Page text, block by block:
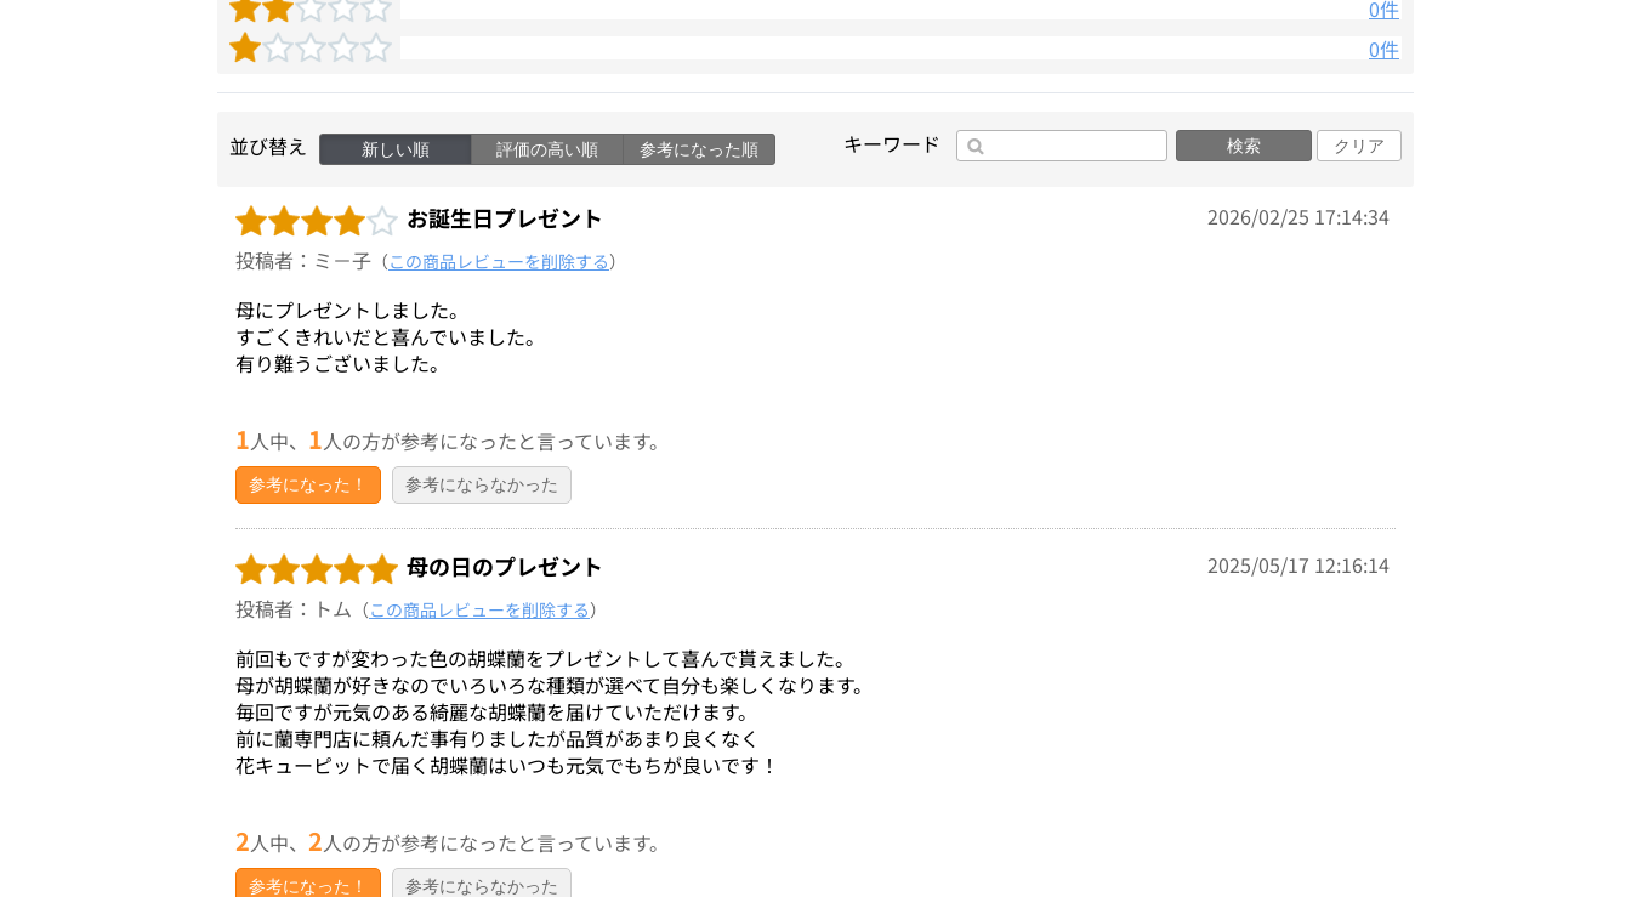
0件
0件
並び替え 新しい順 評価の高い順 参考になった順 キーワード 検索 クリア
お誕生日プレゼント
2026/02/25 17:14:34
投稿者：ミ－子 （この商品レビューを削除する）
母にプレゼントしました。
すごくきれいだと喜んでいました。
有り難うございました。
1人中、 1人の方が参考になったと言っています。
参考になった！ 参考にならなかった
母の日のプレゼント
2025/05/17 12:16:14
投稿者：トム （この商品レビューを削除する）
前回もですが変わった色の胡蝶蘭をプレゼントして喜んで貰えました。
母が胡蝶蘭が好きなのでいろいろな種類が選べて自分も楽しくなります。
毎回ですが元気のある綺麗な胡蝶蘭を届けていただけます。
前に蘭専門店に頼んだ事有りましたが品質があまり良くなく
花キューピットで届く胡蝶蘭はいつも元気でもちが良いです！
2人中、 2人の方が参考になったと言っています。
参考になった！ 参考にならなかった